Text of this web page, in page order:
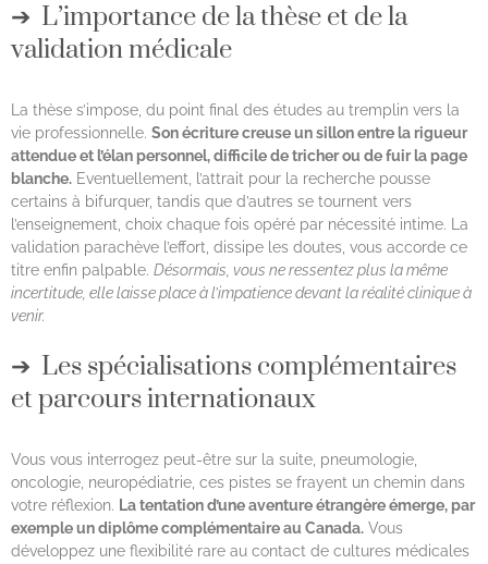
L’importance de la thèse et de la
validation médicale
La thèse s’impose, du point final des études au tremplin vers la
vie professionnelle. Son écriture creuse un sillon entre la rigueur
attendue et l’élan personnel, difficile de tricher ou de fuir la page
blanche. Eventuellement, l’attrait pour la recherche pousse
certains à bifurquer, tandis que d’autres se tournent vers
l’enseignement, choix chaque fois opéré par nécessité intime. La
validation parachève l’effort, dissipe les doutes, vous accorde ce
titre enfin palpable. Désormais, vous ne ressentez plus la même
incertitude, elle laisse place à l’impatience devant la réalité clinique à
venir.
Les spécialisations complémentaires
et parcours internationaux
Vous vous interrogez peut-être sur la suite, pneumologie,
oncologie, neuropédiatrie, ces pistes se frayent un chemin dans
votre réflexion. La tentation d’une aventure étrangère émerge, par
exemple un diplôme complémentaire au Canada. Vous
développez une flexibilité rare au contact de cultures médicales